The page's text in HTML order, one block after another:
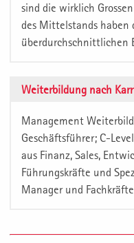
sind die wirklich
des Mittelstands haben
überdurchschnittlichen
Weiterbildung nach
Management
Geschäftsführer; C-
aus Finanz, Sales,
Führungskräfte und
Manager und